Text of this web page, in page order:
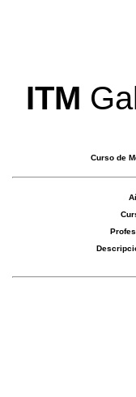
ITM
Curso de